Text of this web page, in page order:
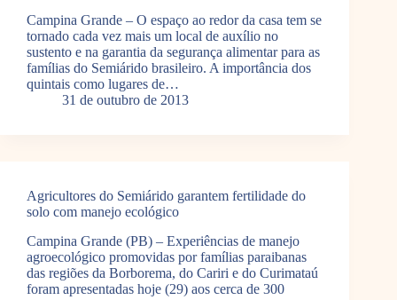
Campina Grande – O espaço ao redor da casa tem se
tornado cada vez mais um local de auxílio no
sustento e na garantia da segurança alimentar para as
famílias do Semiárido brasileiro. A importância dos
quintais como lugares de…
31 de outubro de 2013
Agricultores do Semiárido garantem fertilidade do
solo com manejo ecológico
Campina Grande (PB) – Experiências de manejo
agroecológico promovidas por famílias paraibanas
das regiões da Borborema, do Cariri e do Curimataú
foram apresentadas hoje (29) aos cerca de 300